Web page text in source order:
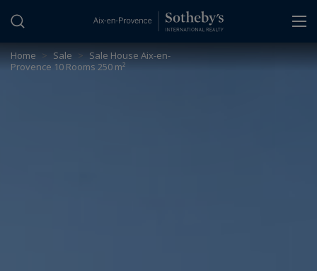
Home > Sale > Sale House Aix-en-
Provence 10 Rooms 250 m²